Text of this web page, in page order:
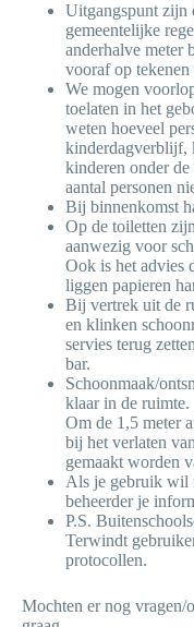
Uitgangspunt zijn
gemeentelijke
anderhalve meter
vooraf op
We mogen
toelaten in het
weten hoeveel
kinderdagverblijf,
kinderen onder
aantal personen
Bij binnenkomst
Op de toiletten
aanwezig voor
Ook is het advies
liggen papieren
Bij vertrek uit de
en klinken
servies terug
bar.
Schoonmaak/
klaar in de ruimte.
Om de 1,5 meter
bij het verlaten
gemaakt worden
Als je gebruik wil
beheerder je
P.S.
Terwindt
protocollen.
Mochten er nog vragen/